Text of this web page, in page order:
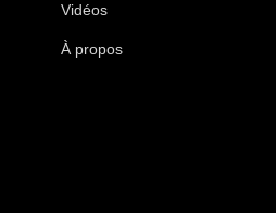
Vidéos
À propos